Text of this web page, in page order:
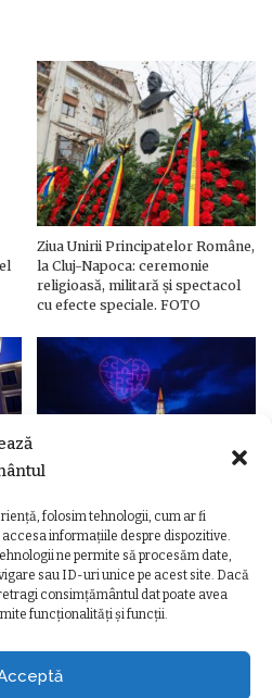
folosim tehnologii, cum ar fi
informațiile despre dispozitive.
ne permite să procesăm date,
sau ID-uri unice pe acest site. Dacă
consimțământul dat poate avea
funcționalități și funcții.
Ziua Unirii Principatelor Române,
la Cluj-Napoca: ceremonie
religioasă, militară și spectacol
cu efecte speciale. FOTO
Ziua Unirii la Cluj-Napoca.
Programul complet al
evenimentelor